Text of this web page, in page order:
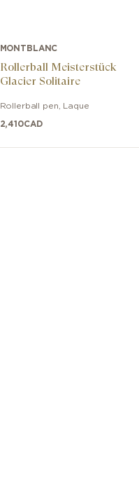
MONTBLANC
Rollerball Meisterstück
Glacier Solitaire
Rollerball pen Laque
2,410CAD